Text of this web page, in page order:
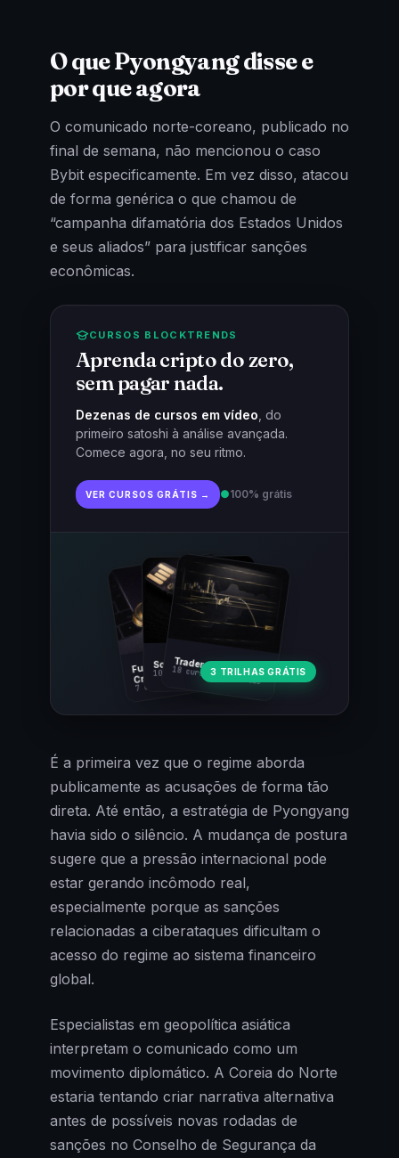
O que Pyongyang disse e
por que agora
O comunicado norte-coreano, publicado no
final de semana, não mencionou o caso
Bybit especificamente. Em vez disso, atacou
de forma genérica o que chamou de
“campanha difamatória dos Estados Unidos
e seus aliados” para justificar sanções
econômicas.
CURSOS BLOCKTRENDS
Aprenda cripto do zero,
sem pagar nada.
Dezenas de cursos em vídeo , do
primeiro satoshi à análise avançada.
Comece agora, no seu ritmo.
VER CURSOS GRÁTIS → ●100% grátis
Fundamentos
Cripto
7 cursos · 31 aulas
Trader Cripto
18 cursos · 80 aulas
Soberania Bitcoin
10 cursos · 44 aulas3 TRILHAS GRÁTIS
É a primeira vez que o regime aborda
publicamente as acusações de forma tão
direta. Até então, a estratégia de Pyongyang
havia sido o silêncio. A mudança de postura
sugere que a pressão internacional pode
estar gerando incômodo real,
especialmente porque as sanções
relacionadas a ciberataques dificultam o
acesso do regime ao sistema financeiro
global.
Especialistas em geopolítica asiática
interpretam o comunicado como um
movimento diplomático. A Coreia do Norte
estaria tentando criar narrativa alternativa
antes de possíveis novas rodadas de
sanções no Conselho de Segurança da